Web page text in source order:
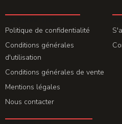
Politique de confidentialité
Conditions générales
d'utilisation
Conditions générales de vente
Mentions légales
Nous contacter